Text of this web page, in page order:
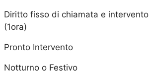
Diritto fisso di chiamata e intervento
(1ora)
Pronto Intervento
Notturno o Festivo